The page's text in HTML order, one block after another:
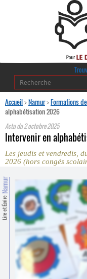
Accueil>Namur>Formations
alphabétisation 2026
Actu du2 octobre 2025
Intervenir en
Les jeudis et vendredis,
2026 (hors congés
Lire et Écrire
Namur